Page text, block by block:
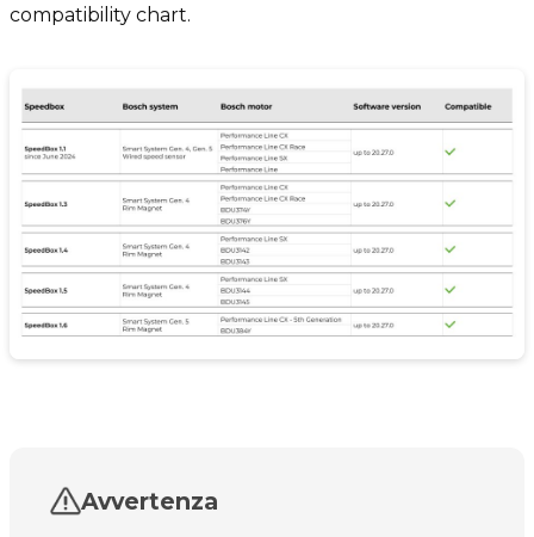
compatibility chart.
Avvertenza